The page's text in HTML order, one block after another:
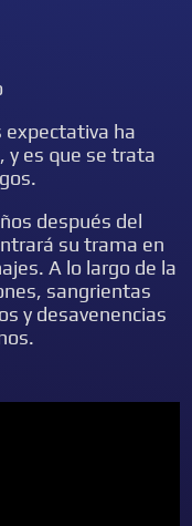
expectativa ha
y es que se trata
después del
su trama en
A lo largo de la
sangrientas
y desavenencias